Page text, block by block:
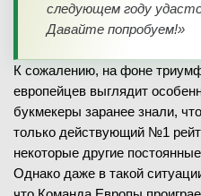
следующем году
Давайте попробуем!»
К сожалению, на фоне
европейцев выглядит
букмекеры заранее знали,
только действующий №1
некоторые другие
Однако даже в такой